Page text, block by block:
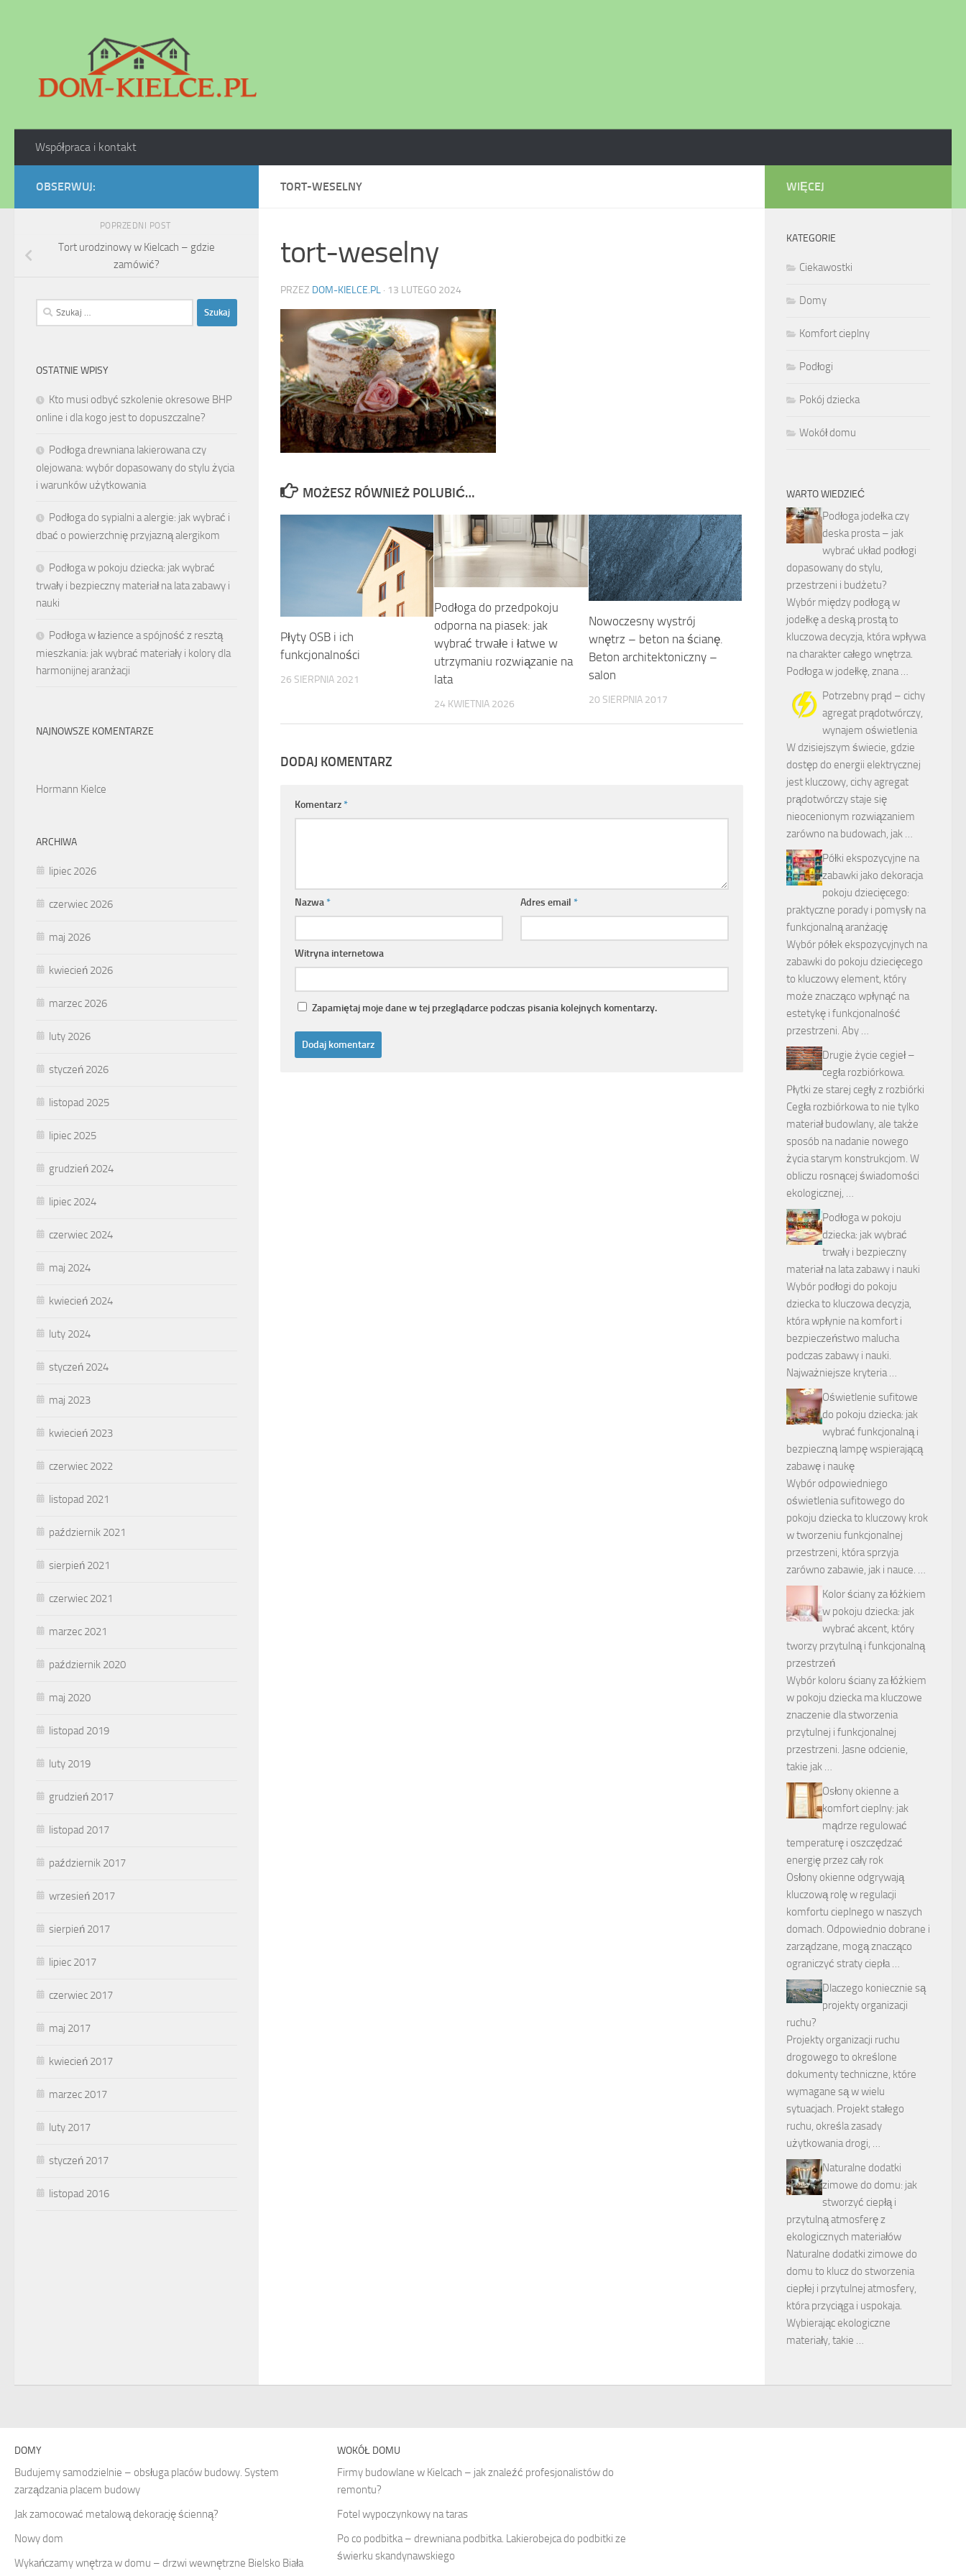
Współpraca i kontakt
TORT-WESELNY
tort-weselny
PRZEZ DOM-KIELCE.PL · 13 LUTEGO 2024
MOŻESZ RÓWNIEŻ POLUBIĆ…
Płyty OSB i ich
funkcjonalności
26 SIERPNIA 2021
Podłoga do przedpokoju
odporna na piasek: jak
wybrać trwałe i łatwe w
utrzymaniu rozwiązanie na
lata
24 KWIETNIA 2026
Nowoczesny wystrój
wnętrz – beton na ścianę.
Beton architektoniczny –
salon
20 SIERPNIA 2017
DODAJ KOMENTARZ
Komentarz*
Nazwa* Adres email*
Witryna internetowa
Zapamiętaj moje dane w tej przeglądarce podczas pisania kolejnych komentarzy.
OBSERWUJ:
POPRZEDNI POST
Tort urodzinowy w Kielcach – gdzie
zamówić?
Szukaj:
OSTATNIE WPISY
Kto musi odbyć szkolenie okresowe BHP
online i dla kogo jest to dopuszczalne?
Podłoga drewniana lakierowana czy
olejowana: wybór dopasowany do stylu życia
i warunków użytkowania
Podłoga do sypialni a alergie: jak wybrać i
dbać o powierzchnię przyjazną alergikom
Podłoga w pokoju dziecka: jak wybrać
trwały i bezpieczny materiał na lata zabawy i
nauki
Podłoga w łazience a spójność z resztą
mieszkania: jak wybrać materiały i kolory dla
harmonijnej aranżacji
NAJNOWSZE KOMENTARZE
Hormann Kielce
ARCHIWA
lipiec 2026
czerwiec 2026
maj 2026
kwiecień 2026
marzec 2026
luty 2026
styczeń 2026
listopad 2025
lipiec 2025
grudzień 2024
lipiec 2024
czerwiec 2024
maj 2024
kwiecień 2024
luty 2024
styczeń 2024
maj 2023
kwiecień 2023
czerwiec 2022
listopad 2021
październik 2021
sierpień 2021
czerwiec 2021
marzec 2021
październik 2020
maj 2020
listopad 2019
luty 2019
grudzień 2017
listopad 2017
październik 2017
wrzesień 2017
sierpień 2017
lipiec 2017
czerwiec 2017
maj 2017
kwiecień 2017
marzec 2017
luty 2017
styczeń 2017
listopad 2016
WIĘCEJ
KATEGORIE
Ciekawostki
Domy
Komfort cieplny
Podłogi
Pokój dziecka
Wokół domu
WARTO WIEDZIEĆ
Podłoga jodełka czy
deska prosta – jak
wybrać układ podłogi
dopasowany do stylu,
przestrzeni i budżetu?
Wybór między podłogą w
jodełkę a deską prostą to
kluczowa decyzja, która wpływa
na charakter całego wnętrza.
Podłoga w jodełkę, znana …
Potrzebny prąd – cichy
agregat prądotwórczy,
wynajem oświetlenia
W dzisiejszym świecie, gdzie
dostęp do energii elektrycznej
jest kluczowy, cichy agregat
prądotwórczy staje się
nieocenionym rozwiązaniem
zarówno na budowach, jak …
Półki ekspozycyjne na
zabawki jako dekoracja
pokoju dziecięcego:
praktyczne porady i pomysły na
funkcjonalną aranżację
Wybór półek ekspozycyjnych na
zabawki do pokoju dziecięcego
to kluczowy element, który
może znacząco wpłynąć na
estetykę i funkcjonalność
przestrzeni. Aby …
Drugie życie cegieł –
cegła rozbiórkowa.
Płytki ze starej cegły z rozbiórki
Cegła rozbiórkowa to nie tylko
materiał budowlany, ale także
sposób na nadanie nowego
życia starym konstrukcjom. W
obliczu rosnącej świadomości
ekologicznej, …
Podłoga w pokoju
dziecka: jak wybrać
trwały i bezpieczny
materiał na lata zabawy i nauki
Wybór podłogi do pokoju
dziecka to kluczowa decyzja,
która wpłynie na komfort i
bezpieczeństwo malucha
podczas zabawy i nauki.
Najważniejsze kryteria …
Oświetlenie sufitowe
do pokoju dziecka: jak
wybrać funkcjonalną i
bezpieczną lampę wspierającą
zabawę i naukę
Wybór odpowiedniego
oświetlenia sufitowego do
pokoju dziecka to kluczowy krok
w tworzeniu funkcjonalnej
przestrzeni, która sprzyja
zarówno zabawie, jak i nauce. …
Kolor ściany za łóżkiem
w pokoju dziecka: jak
wybrać akcent, który
tworzy przytulną i funkcjonalną
przestrzeń
Wybór koloru ściany za łóżkiem
w pokoju dziecka ma kluczowe
znaczenie dla stworzenia
przytulnej i funkcjonalnej
przestrzeni. Jasne odcienie,
takie jak …
Osłony okienne a
komfort cieplny: jak
mądrze regulować
temperaturę i oszczędzać
energię przez cały rok
Osłony okienne odgrywają
kluczową rolę w regulacji
komfortu cieplnego w naszych
domach. Odpowiednio dobrane i
zarządzane, mogą znacząco
ograniczyć straty ciepła …
Dlaczego koniecznie są
projekty organizacji
ruchu?
Projekty organizacji ruchu
drogowego to określone
dokumenty techniczne, które
wymagane są w wielu
sytuacjach. Projekt stałego
ruchu, określa zasady
użytkowania drogi, …
Naturalne dodatki
zimowe do domu: jak
stworzyć ciepłą i
przytulną atmosferę z
ekologicznych materiałów
Naturalne dodatki zimowe do
domu to klucz do stworzenia
ciepłej i przytulnej atmosfery,
która przyciąga i uspokaja.
Wybierając ekologiczne
materiały, takie …
DOMY
Budujemy samodzielnie – obsługa placów budowy. System
zarządzania placem budowy
Jak zamocować metalową dekorację ścienną?
Nowy dom
Wykańczamy wnętrza w domu – drzwi wewnętrzne Bielsko Biała
WOKÓŁ DOMU
Firmy budowlane w Kielcach – jak znaleźć profesjonalistów do
remontu?
Fotel wypoczynkowy na taras
Po co podbitka – drewniana podbitka. Lakierobejca do podbitki ze
świerku skandynawskiego